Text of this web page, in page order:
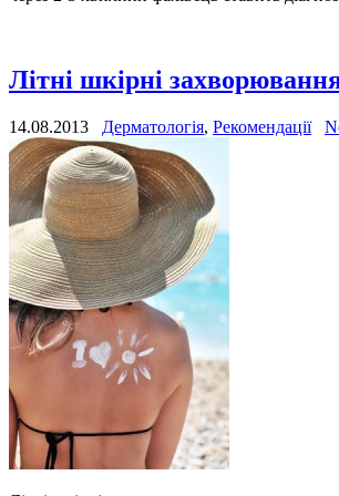
Літні шкірні
14.08.2013 Дерматологія, Рекомендації